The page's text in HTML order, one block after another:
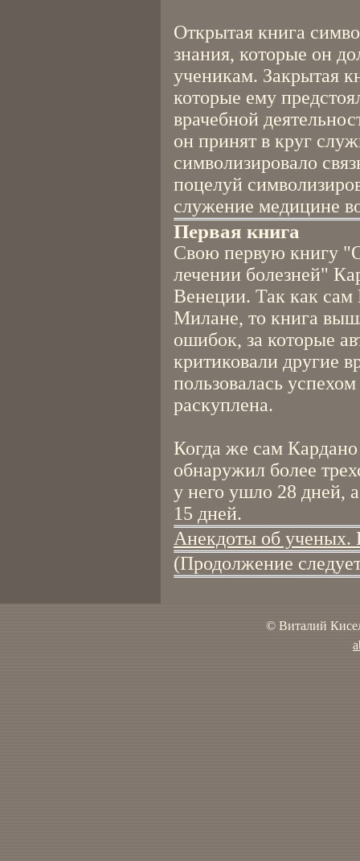
Открытая книга
знания, которые он
ученикам. Закрытая
которые ему
врачебной
он принят в круг
символизировало
поцелуй
служение медицине
Первая книга
Свою первую книгу
лечении болезней"
Венеции. Так как сам
Милане, то книга
ошибок, за которые
критиковали другие
пользовалась
раскуплена.
Когда же сам Кардано
обнаружил более
у него ушло 28 дней,
15 дней.
Анекдоты об ученых.
(Продолжение
© Виталий